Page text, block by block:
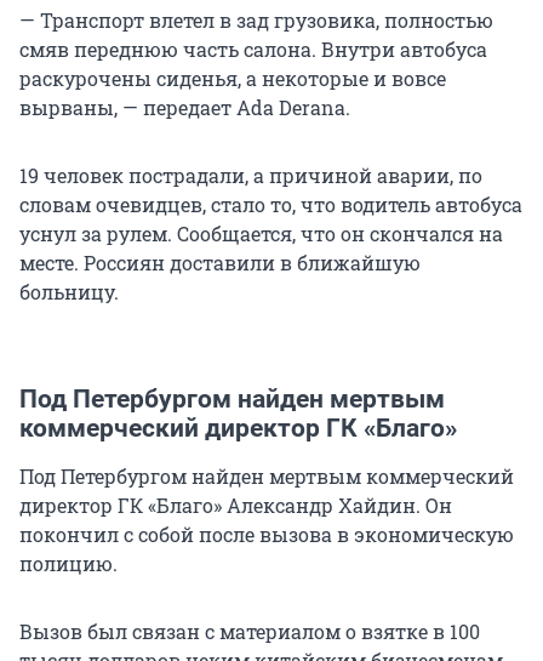
— Транспорт влетел в зад грузовика, полностью
смяв переднюю часть салона. Внутри автобуса
раскурочены сиденья, а некоторые и вовсе
вырваны, — передает Ada Derana.
19 человек пострадали, а причиной аварии, по
словам очевидцев, стало то, что водитель автобуса
уснул за рулем. Сообщается, что он скончался на
месте. Россиян доставили в ближайшую
больницу.
Под Петербургом найден мертвым
коммерческий директор ГК «Благо»
Под Петербургом найден мертвым коммерческий
директор ГК «Благо» Александр Хайдин. Он
покончил с собой после вызова в экономическую
полицию.
Вызов был связан с материалом о взятке в 100